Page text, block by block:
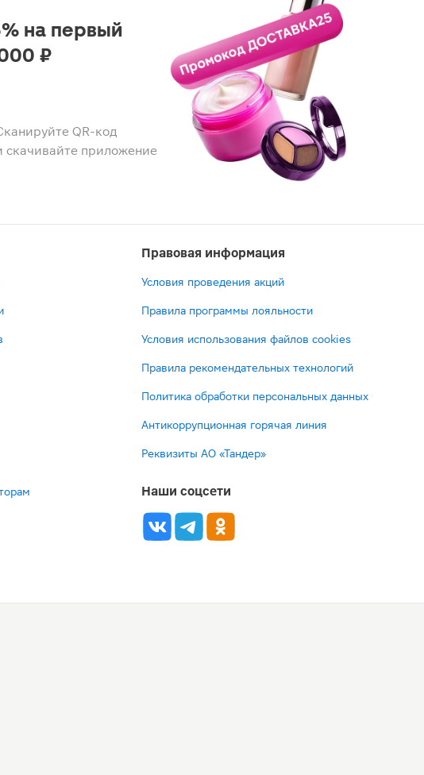
QR-код
скачивайте приложение
на первый
₽
Правовая информация
Условия проведения акций
Правила программы лояльности
Условия использования файлов cookies
Правила рекомендательных технологий
Политика обработки персональных данных
Антикоррупционная горячая линия
Реквизиты АО «Тандер»
Наши соцсети